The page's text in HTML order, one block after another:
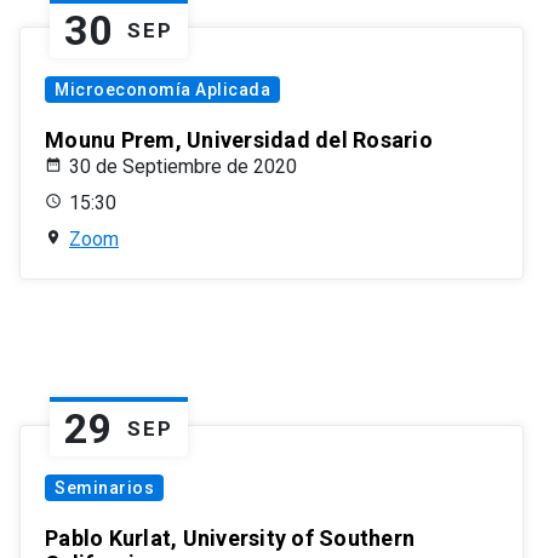
30 SEP
Microeconomía Aplicada
Mounu Prem, Universidad del Rosario
30 de Septiembre de 2020
15:30
Zoom
29 SEP
Seminarios
Pablo Kurlat, University of Southern